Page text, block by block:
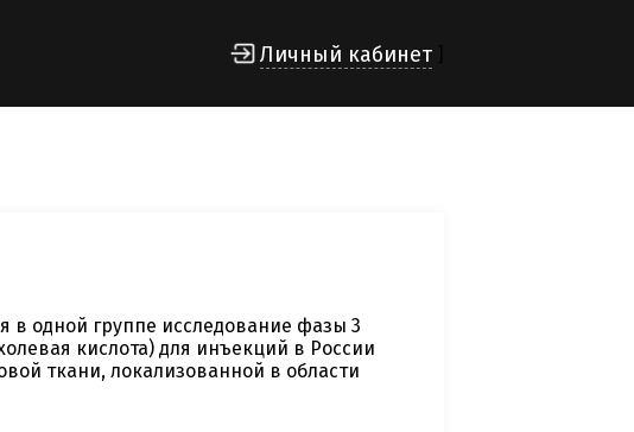
Личный кабинет
в одной группе исследование фазы 3
кислота) для инъекций в России
ткани, локализованной в области